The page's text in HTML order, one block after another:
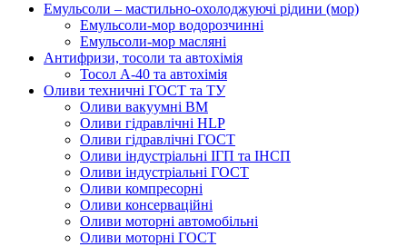
Емульсоли – мастильно-охолоджуючі рідини (мор)
Емульсоли-мор водорозчинні
Емульсоли-мор масляні
Антифризи, тосоли та автохімія
Тосол А-40 та автохімія
Оливи техничні ГОСТ та ТУ
Оливи вакуумні ВМ
Оливи гідравлічні HLP
Оливи гідравлічні ГОСТ
Оливи індустріальні ІГП та ІНСП
Оливи індустріальні ГОСТ
Оливи компресорні
Оливи консерваційні
Оливи моторні автомобільні
Оливи моторні ГОСТ